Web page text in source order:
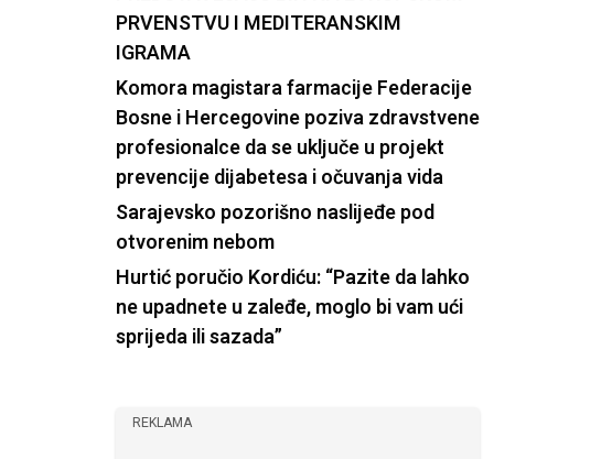
PRVENSTVU I MEDITERANSKIM
IGRAMA
Komora magistara farmacije Federacije
Bosne i Hercegovine poziva zdravstvene
profesionalce da se uključe u projekt
prevencije dijabetesa i očuvanja vida
Sarajevsko pozorišno naslijeđe pod
otvorenim nebom
Hurtić poručio Kordiću: “Pazite da lahko
ne upadnete u zaleđe, moglo bi vam ući
sprijeda ili sazada”
REKLAMA